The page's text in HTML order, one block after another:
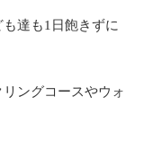
達も1日飽きずに
ングコースやウォ